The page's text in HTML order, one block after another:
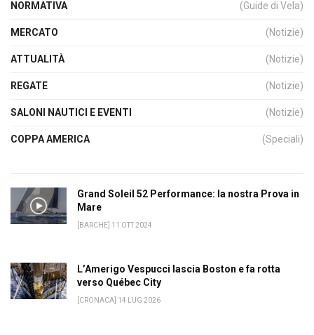
NORMATIVA (Guide di Vela)
MERCATO (Notizie)
ATTUALITÀ (Notizie)
REGATE (Notizie)
SALONI NAUTICI E EVENTI (Notizie)
COPPA AMERICA (Speciali)
Grand Soleil 52 Performance: la nostra Prova in
Mare
[BARCHE] 11 OTT 2024
L’Amerigo Vespucci lascia Boston e fa rotta
verso Québec City
[CRONACA] 14 LUG 2026